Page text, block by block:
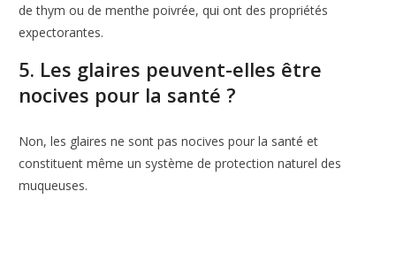
de thym ou de menthe poivrée, qui ont des propriétés
expectorantes.
5. Les glaires peuvent-elles être
nocives pour la santé ?
Non, les glaires ne sont pas nocives pour la santé et
constituent même un système de protection naturel des
muqueuses.